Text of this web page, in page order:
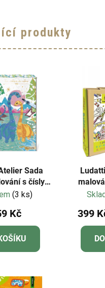
produkty
s čísly
(3 ks)
Kč 399